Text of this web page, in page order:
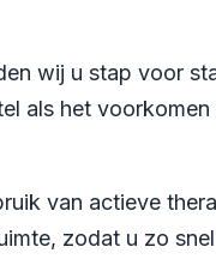
wij u stap voor
als het voorkomen
van actieve
zodat u zo